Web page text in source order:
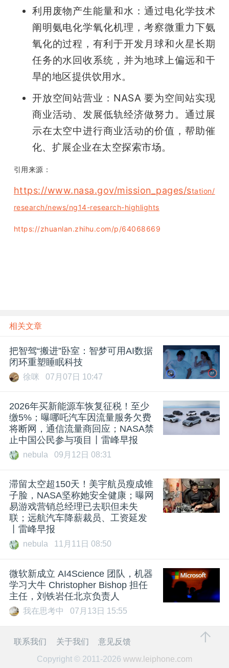
利用废物产生能量和水：通过电化学技术
阐明氨电化学氧化机理，考察微重力下氨
氧化的过程，有利于开发月球和火星长期
任务的水回收系统，并为地球上偏远和干
旱的地区提供饮用水。
开放空间站营业：NASA 要为空间站实现
商业活动、发展低轨经济做努力。通过展
示在太空中进行商业活动的价值，帮助催
化、扩展企业在太空探索市场。
引用来源：
https://www.nasa.gov/mission_pages/station/
research/news/ng14-research-highlights
https://zhuanlan.zhihu.com/p/64068669
相关文章
把智驾“搬进”卧室：智梦可用AI数据
闭环重塑睡眠科技
徐咪 07月07日 10:47
2026年买新能源车恢复征税！至少
缴5%；曝哪吒汽车因流量服务欠费
将断网，通信流量商回应；NASA禁
止中国公民参与项目丨雷峰早报
nebula 09月12日 08:31
滞留太空超150天！美宇航员瘦成锥
子脸，NASA坚称她安全健康；曝网
易游戏营销总经理已去职但未失
联；远航汽车降薪裁员、工资延发
丨雷峰早报
nebula 11月11日 08:50
微软新成立 AI4Science 团队，机器
学习大牛 Christopher Bishop 担任
主任，刘铁岩任北京负责人
我在思考中 07月13日 15:55
联系我们 关于我们
意见反馈
Copyright © 2011-2026 www.leiphone.com